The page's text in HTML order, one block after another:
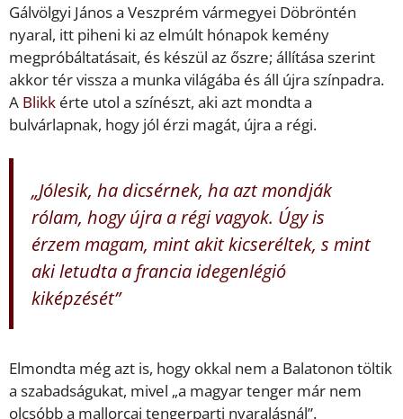
Gálvölgyi János a Veszprém vármegyei Döbröntén
nyaral, itt piheni ki az elmúlt hónapok kemény
megpróbáltatásait, és készül az őszre; állítása szerint
akkor tér vissza a munka világába és áll újra színpadra.
A Blikk érte utol a színészt, aki azt mondta a
bulvárlapnak, hogy jól érzi magát, újra a régi.
„Jólesik, ha dicsérnek, ha azt mondják
rólam, hogy újra a régi vagyok. Úgy is
érzem magam, mint akit kicseréltek, s mint
aki letudta a francia idegenlégió
kiképzését”
Elmondta még azt is, hogy okkal nem a Balatonon töltik
a szabadságukat, mivel „a magyar tenger már nem
olcsóbb a mallorcai tengerparti nyaralásnál”.